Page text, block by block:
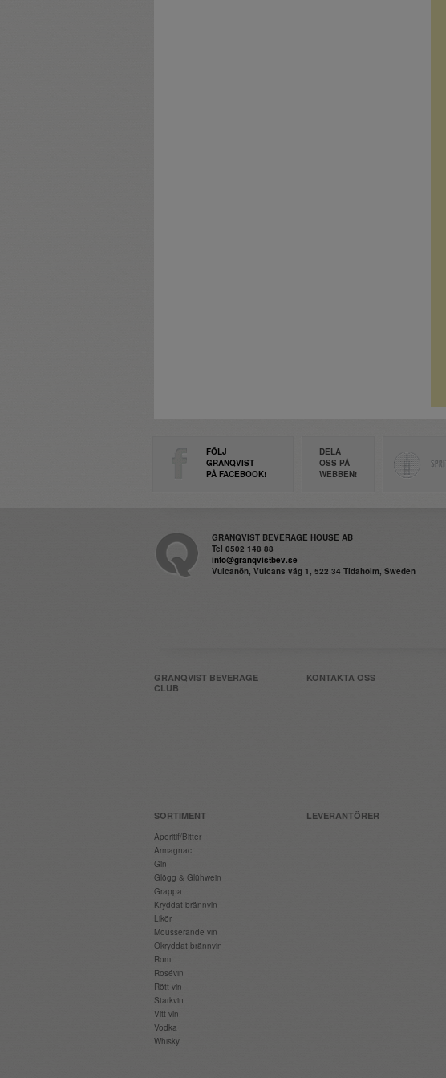
FÖLJ
GRANQVIST
PÅ FACEBOOK!
DELA
OSS PÅ
WEBBEN!
GRANQVIST BEVERAGE HOUSE AB
Tel 0502 148 88
info@granqvistbev.se
Vulcanön, Vulcans väg 1, 522 34 Tidaholm, Sweden
GRANQVIST BEVERAGE
CLUB
KONTAKTA OSS
SORTIMENT
Aperitif/Bitter
Armagnac
Gin
Glögg & Glühwein
Grappa
Kryddat brännvin
Likör
Mousserande vin
Okryddat brännvin
Rom
Rosévin
Rött vin
Starkvin
Vitt vin
Vodka
Whisky
LEVERANTÖRER